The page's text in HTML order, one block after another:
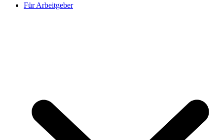
Für Arbeitgeber